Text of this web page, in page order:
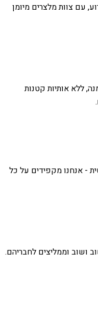
עם צוות מלצרים מיומן
החל מ-50 ש״ח למנה, ללא אותיות קטנות
- אנחנו מקפידים על כל
ושוב וממליצים לחבריהם.